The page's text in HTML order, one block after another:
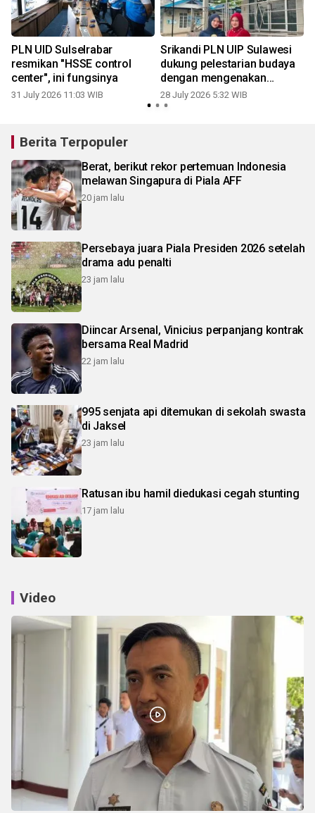
PLN UID Sulselrabar
resmikan "HSSE control
center", ini fungsinya
31 July 2026 11:03 WIB
Srikandi PLN UIP Sulawesi
dukung pelestarian budaya
dengan mengenakan
kebaya
28 July 2026 5:32 WIB
Berita Terpopuler
Berat, berikut rekor pertemuan Indonesia
melawan Singapura di Piala AFF
20 jam lalu
Persebaya juara Piala Presiden 2026 setelah
drama adu penalti
23 jam lalu
Diincar Arsenal, Vinicius perpanjang kontrak
bersama Real Madrid
22 jam lalu
995 senjata api ditemukan di sekolah swasta
di Jaksel
23 jam lalu
Ratusan ibu hamil diedukasi cegah stunting
17 jam lalu
Video